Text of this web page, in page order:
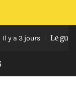
Le guide pour